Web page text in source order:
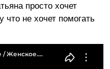
просто хочет
что не хочет помогать